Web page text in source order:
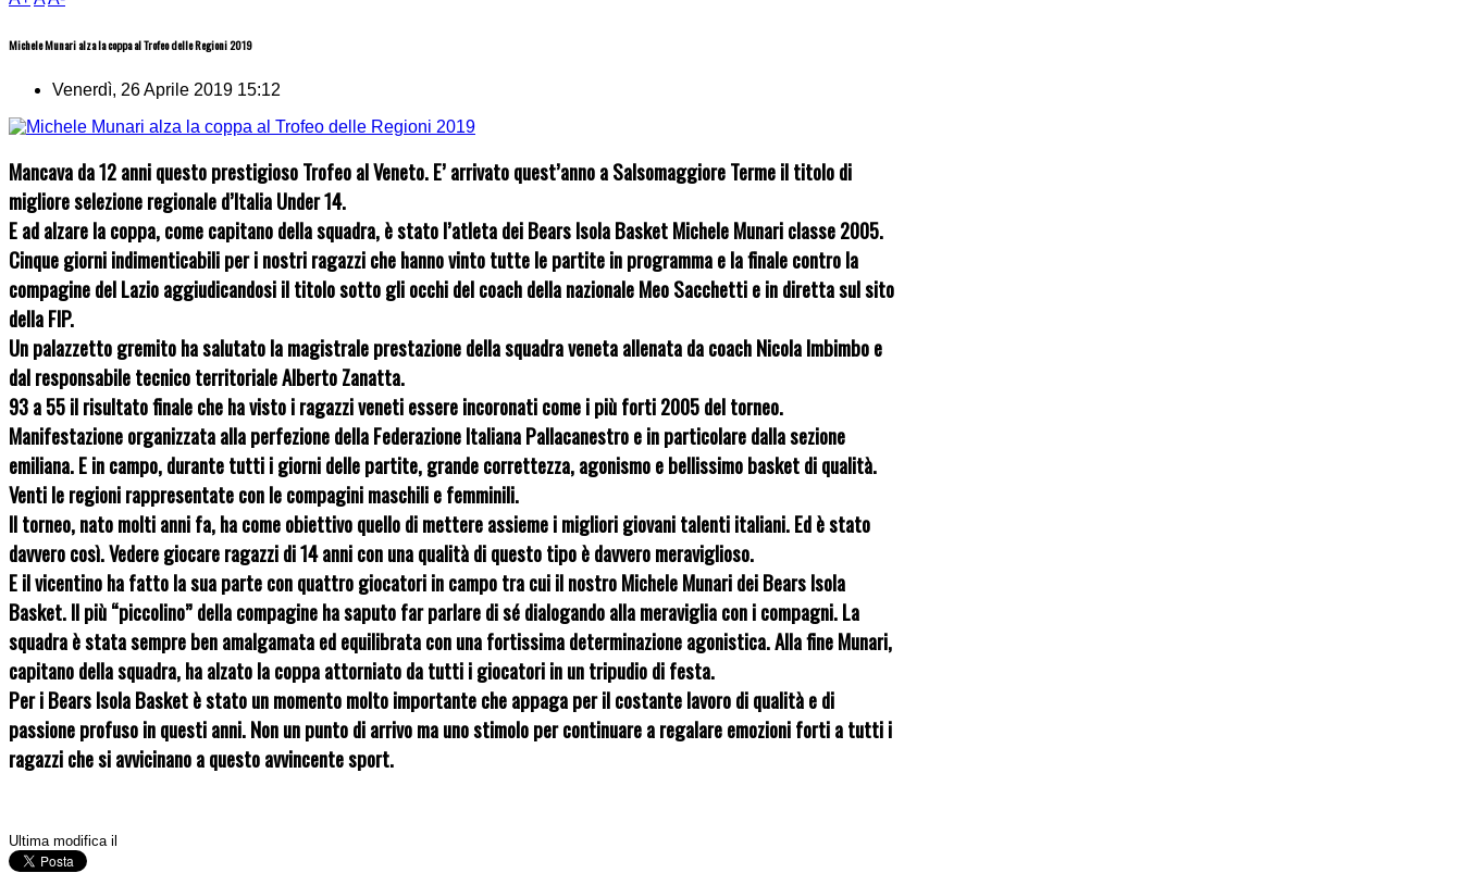
Michele Munari alza la coppa al Trofeo delle Regioni 2019
Venerdì, 26 Aprile 2019 15:12
Mancava da 12 anni questo prestigioso Trofeo al Veneto. E’ arrivato quest’anno a Salsomaggiore Terme il titolo di
migliore selezione regionale d’Italia Under 14.
E ad alzare la coppa, come capitano della squadra, è stato l’atleta dei Bears Isola Basket Michele Munari classe 2005.
Cinque giorni indimenticabili per i nostri ragazzi che hanno vinto tutte le partite in programma e la finale contro la
compagine del Lazio aggiudicandosi il titolo sotto gli occhi del coach della nazionale Meo Sacchetti e in diretta sul sito
della FIP.
Un palazzetto gremito ha salutato la magistrale prestazione della squadra veneta allenata da coach Nicola Imbimbo e
dal responsabile tecnico territoriale Alberto Zanatta.
93 a 55 il risultato finale che ha visto i ragazzi veneti essere incoronati come i più forti 2005 del torneo.
Manifestazione organizzata alla perfezione della Federazione Italiana Pallacanestro e in particolare dalla sezione
emiliana. E in campo, durante tutti i giorni delle partite, grande correttezza, agonismo e bellissimo basket di qualità.
Venti le regioni rappresentate con le compagini maschili e femminili.
Il torneo, nato molti anni fa, ha come obiettivo quello di mettere assieme i migliori giovani talenti italiani. Ed è stato
davvero così. Vedere giocare ragazzi di 14 anni con una qualità di questo tipo è davvero meraviglioso.
E il vicentino ha fatto la sua parte con quattro giocatori in campo tra cui il nostro Michele Munari dei Bears Isola
Basket. Il più “piccolino” della compagine ha saputo far parlare di sé dialogando alla meraviglia con i compagni. La
squadra è stata sempre ben amalgamata ed equilibrata con una fortissima determinazione agonistica. Alla fine Munari,
capitano della squadra, ha alzato la coppa attorniato da tutti i giocatori in un tripudio di festa.
Per i Bears Isola Basket è stato un momento molto importante che appaga per il costante lavoro di qualità e di
passione profuso in questi anni. Non un punto di arrivo ma uno stimolo per continuare a regalare emozioni forti a tutti i
ragazzi che si avvicinano a questo avvincente sport.
Ultima modifica il